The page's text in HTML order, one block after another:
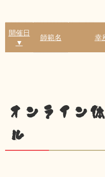
開催日
▼
師範名 幸
オンライン
ル